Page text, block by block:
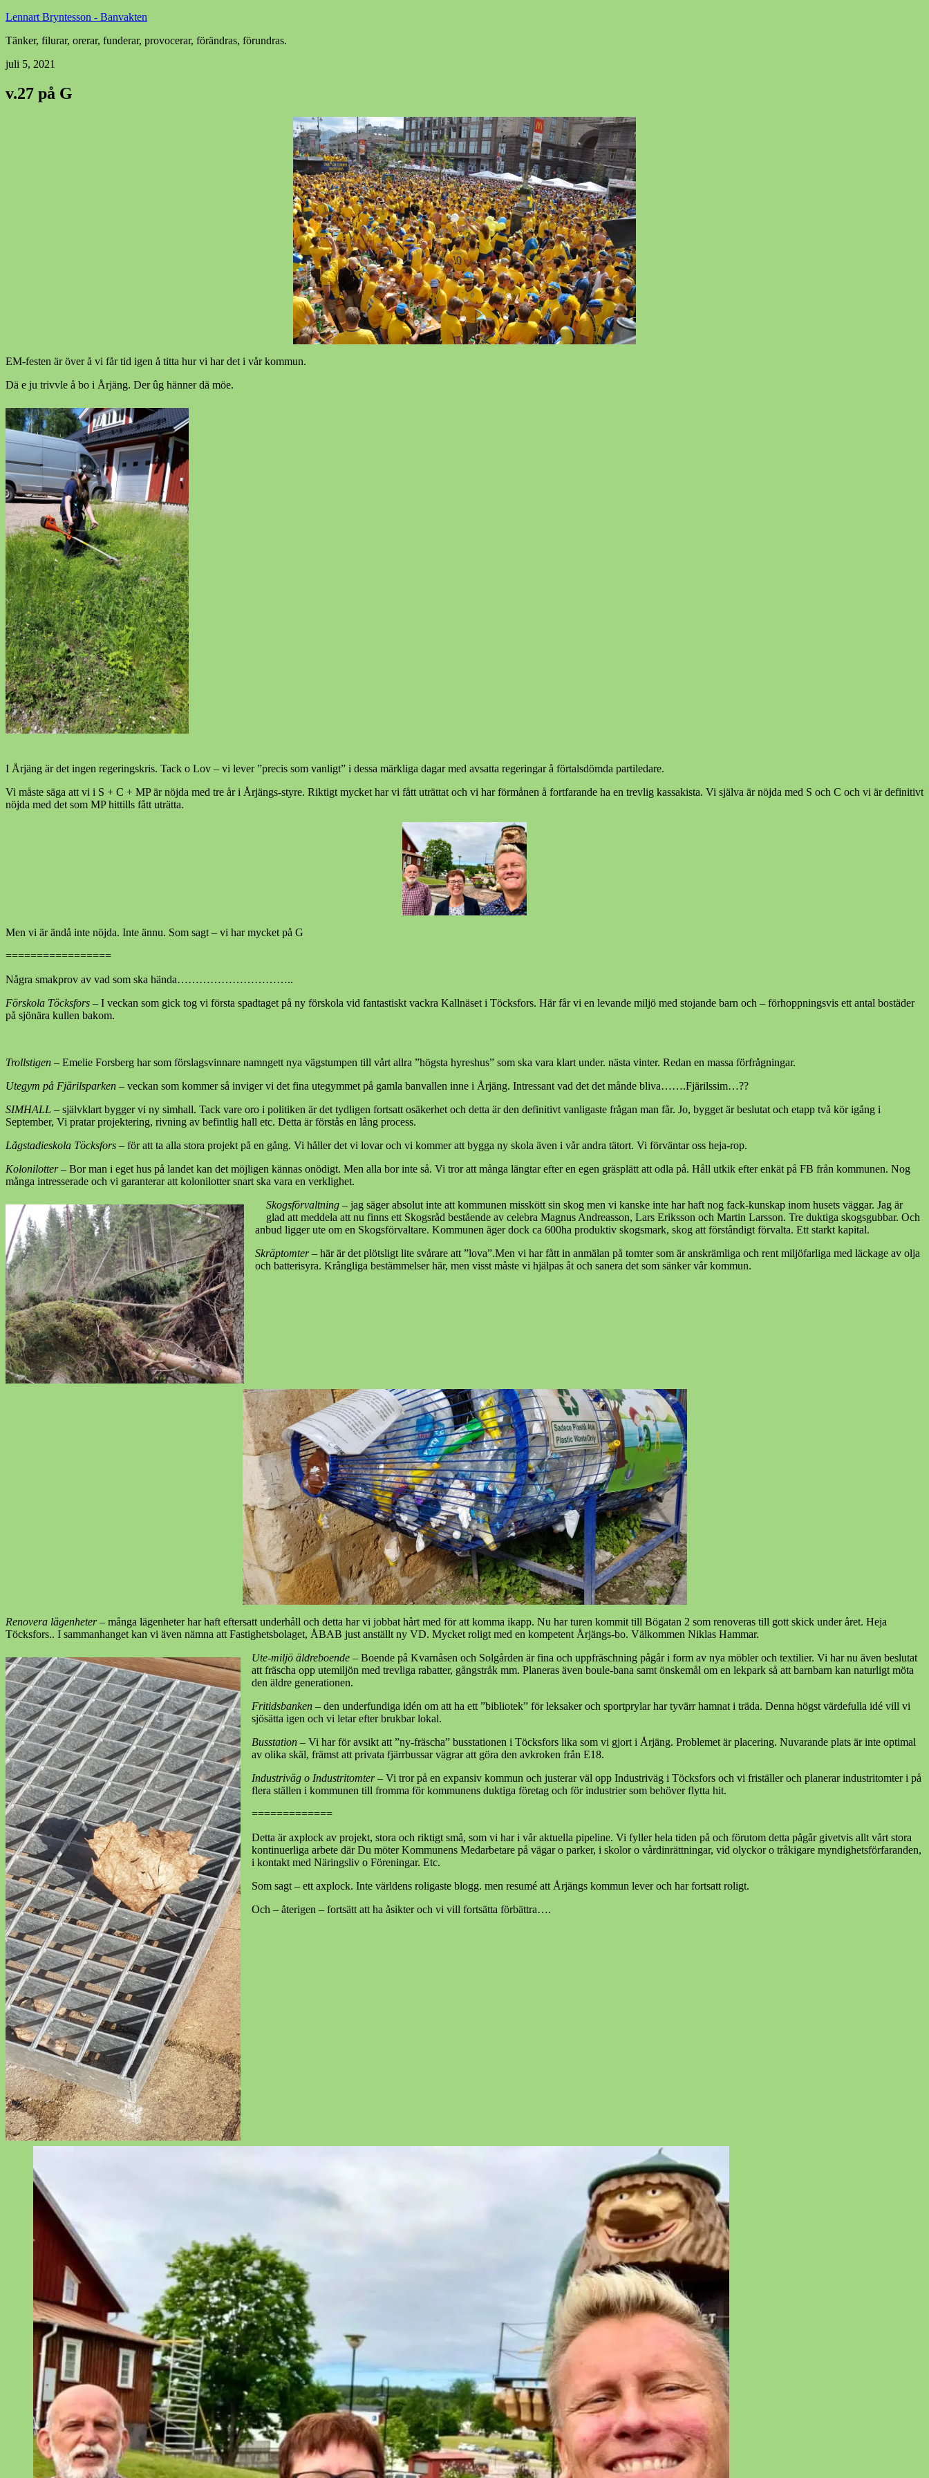
Lennart Bryntesson - Banvakten
Tänker, filurar, orerar, funderar, provocerar, förändras, förundras.
juli 5, 2021
v.27 på G
EM-festen är över å vi får tid igen å titta hur vi har det i vår kommun.
Dä e ju trivvle å bo i Årjäng. Der ûg hänner dä möe.
I Årjäng är det ingen regeringskris. Tack o Lov – vi lever ”precis som vanligt” i dessa märkliga dagar med avsatta regeringar å förtalsdömda partiledare.
Vi måste säga att vi i S + C + MP är nöjda med tre år i Årjängs-styre. Riktigt mycket har vi fått uträttat och vi har förmånen å fortfarande ha en trevlig kassakista. Vi själva är nöjda med S och C och vi är definitivt
nöjda med det som MP hittills fått uträtta.
Men vi är ändå inte nöjda. Inte ännu. Som sagt – vi har mycket på G
=================
Några smakprov av vad som ska hända…………………………..
Förskola Töcksfors – I veckan som gick tog vi första spadtaget på ny förskola vid fantastiskt vackra Kallnäset i Töcksfors. Här får vi en levande miljö med stojande barn och – förhoppningsvis ett antal bostäder
på sjönära kullen bakom.
Trollstigen – Emelie Forsberg har som förslagsvinnare namngett nya vägstumpen till vårt allra ”högsta hyreshus” som ska vara klart under. nästa vinter. Redan en massa förfrågningar.
Utegym på Fjärilsparken – veckan som kommer så inviger vi det fina utegymmet på gamla banvallen inne i Årjäng. Intressant vad det det månde bliva…….Fjärilssim…??
SIMHALL – självklart bygger vi ny simhall. Tack vare oro i politiken är det tydligen fortsatt osäkerhet och detta är den definitivt vanligaste frågan man får. Jo, bygget är beslutat och etapp två kör igång i
September, Vi pratar projektering, rivning av befintlig hall etc. Detta är förstås en lång process.
Lågstadieskola Töcksfors – för att ta alla stora projekt på en gång. Vi håller det vi lovar och vi kommer att bygga ny skola även i vår andra tätort. Vi förväntar oss heja-rop.
Kolonilotter– Bor man i eget hus på landet kan det möjligen kännas onödigt. Men alla bor inte så. Vi tror att många längtar efter en egen gräsplätt att odla på. Håll utkik efter enkät på FB från kommunen. Nog
många intresserade och vi garanterar att kolonilotter snart ska vara en verklighet.
Skogsförvaltning – jag säger absolut inte att kommunen misskött sin skog men vi kanske inte har haft nog fack-kunskap inom husets väggar. Jag är
glad att meddela att nu finns ett Skogsråd bestående av celebra Magnus Andreasson, Lars Eriksson och Martin Larsson. Tre duktiga skogsgubbar. Och
anbud ligger ute om en Skogsförvaltare. Kommunen äger dock ca 600ha produktiv skogsmark, skog att förståndigt förvalta. Ett starkt kapital.
Skräptomter– här är det plötsligt lite svårare att ”lova”.Men vi har fått in anmälan på tomter som är anskrämliga och rent miljöfarliga med läckage av olja
och batterisyra. Krångliga bestämmelser här, men visst måste vi hjälpas åt och sanera det som sänker vår kommun.
Renovera lägenheter– många lägenheter har haft eftersatt underhåll och detta har vi jobbat hårt med för att komma ikapp. Nu har turen kommit till Bögatan 2 som renoveras till gott skick under året. Heja
Töcksfors.. I sammanhanget kan vi även nämna att Fastighetsbolaget, ÅBAB just anställt ny VD. Mycket roligt med en kompetent Årjängs-bo. Välkommen Niklas Hammar.
Ute-miljö äldreboende – Boende på Kvarnåsen och Solgården är fina och uppfräschning pågår i form av nya möbler och textilier. Vi har nu även beslutat
att fräscha opp utemiljön med trevliga rabatter, gångstråk mm. Planeras även boule-bana samt önskemål om en lekpark så att barnbarn kan naturligt möta
den äldre generationen.
Fritidsbanken – den underfundiga idén om att ha ett ”bibliotek” för leksaker och sportprylar har tyvärr hamnat i träda. Denna högst värdefulla idé vill vi
sjösätta igen och vi letar efter brukbar lokal.
Busstation – Vi har för avsikt att ”ny-fräscha” busstationen i Töcksfors lika som vi gjort i Årjäng. Problemet är placering. Nuvarande plats är inte optimal
av olika skäl, främst att privata fjärrbussar vägrar att göra den avkroken från E18.
Industriväg o Industritomter– Vi tror på en expansiv kommun och justerar väl opp Industriväg i Töcksfors och vi friställer och planerar industritomter i på
flera ställen i kommunen till fromma för kommunens duktiga företag och för industrier som behöver flytta hit.
=============
Detta är axplock av projekt, stora och riktigt små, som vi har i vår aktuella pipeline. Vi fyller hela tiden på och förutom detta pågår givetvis allt vårt stora
kontinuerliga arbete där Du möter Kommunens Medarbetare på vägar o parker, i skolor o vårdinrättningar, vid olyckor o tråkigare myndighetsförfaranden,
i kontakt med Näringsliv o Föreningar. Etc.
Som sagt – ett axplock. Inte världens roligaste blogg. men resumé att Årjängs kommun lever och har fortsatt roligt.
Och – återigen – fortsätt att ha åsikter och vi vill fortsätta förbättra….